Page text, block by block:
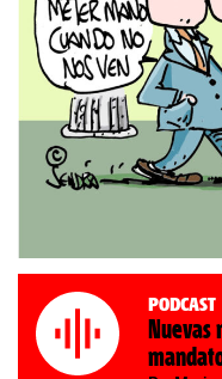
Podcast
Nuevas